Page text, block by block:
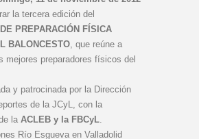
la tercera edición del
PREPARACIÓN FÍSICA
BALONCESTO, que reúne a
mejores preparadores físicos del
y patrocinada por la Dirección
de la JCyL, con la
la ACLEB y la FBCyL.
Río Esgueva en Valladolid